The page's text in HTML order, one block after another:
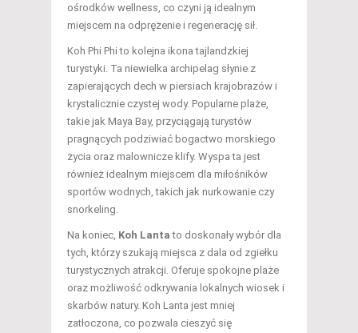
ośrodków wellness, co czyni ją idealnym
miejscem na odprężenie i regenerację sił.
Koh Phi Phi to kolejna ikona tajlandzkiej
turystyki. Ta niewielka archipelag słynie z
zapierających dech w piersiach krajobrazów i
krystalicznie czystej wody. Popularne plaże,
takie jak Maya Bay, przyciągają turystów
pragnących podziwiać bogactwo morskiego
życia oraz malownicze klify. Wyspa ta jest
również idealnym miejscem dla miłośników
sportów wodnych, takich jak nurkowanie czy
snorkeling.
Na koniec, Koh Lanta to doskonały wybór dla
tych, którzy szukają miejsca z dala od zgiełku
turystycznych atrakcji. Oferuje spokojne plaże
oraz możliwość odkrywania lokalnych wiosek i
skarbów natury. Koh Lanta jest mniej
zatłoczona, co pozwala cieszyć się